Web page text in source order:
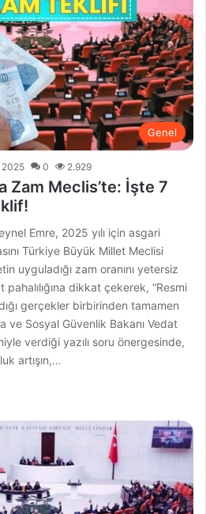
Genel
2025 0 2.929
Zam Meclis’te: İşte 7
Emre, 2025 yılı için asgari
Türkiye Büyük Millet Meclisi
uyguladığı zam oranını yetersiz
dikkat çekerek, “Resmi
gerçekler birbirinden tamamen
ve Sosyal Güvenlik Bakanı Vedat
verdiği yazılı soru önergesinde,
artışın,…